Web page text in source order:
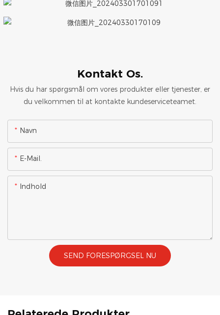
Kontakt Os.
Hvis du har spørgsmål om vores produkter eller tjenester, er
du velkommen til at kontakte kundeserviceteamet.
Navn
E-Mail.
Indhold
SEND FORESPØRGSEL NU